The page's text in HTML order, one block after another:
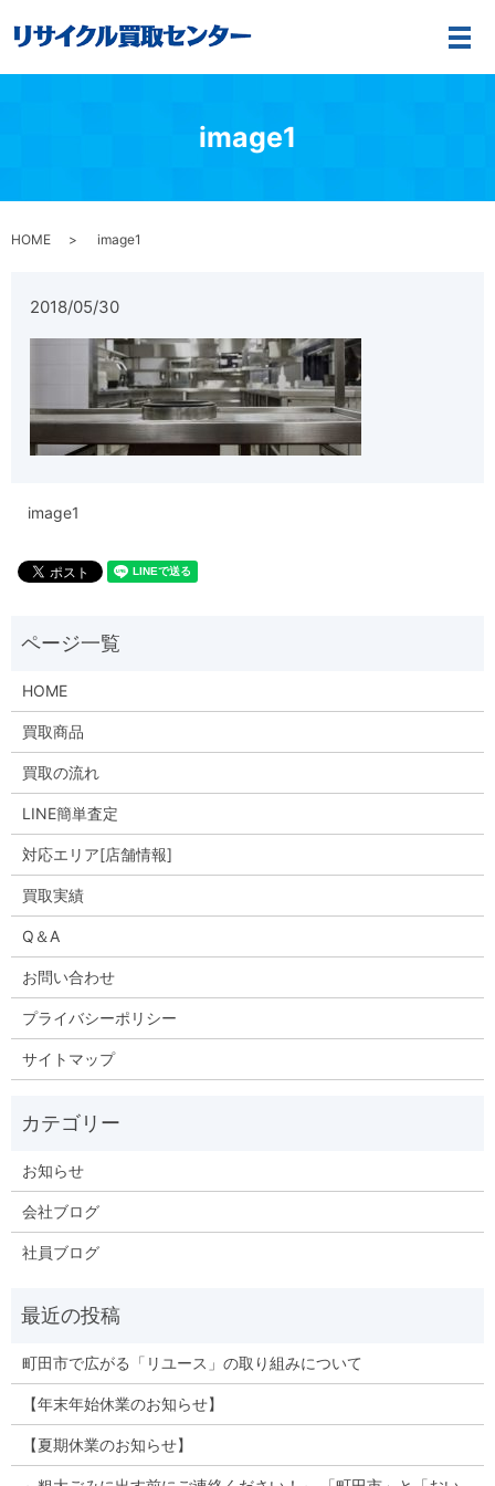
メ
image1
HOME image1
2018/05/30
image1
HOME
買取商品
買取の流れ
LINE簡単査定
対応エリア[店舗情報]
買取実績
Q＆A
お問い合わせ
プライバシーポリシー
サイトマップ
お知らせ
会社ブログ
社員ブログ
町田市で広がる「リユース」の取り組みについて
【年末年始休業のお知らせ】
【夏期休業のお知らせ】